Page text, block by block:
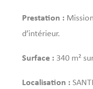
Prestation :
d’intérieur.
Surface : 340 m²
Localisation :